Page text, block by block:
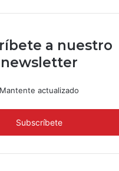
a nuestro
newsletter
Mantente actualizado